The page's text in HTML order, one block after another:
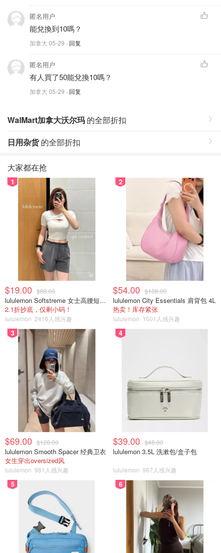
匿名用户
能兌換到10嗎？
加拿大 05-29 · 回复
匿名用户
有人買了50能兌換10嗎？
加拿大 05-29 · 回复
WalMart加拿大沃尔玛 的全部折扣
日用杂货的全部折扣
大家都在抢
1
$19.00 $88.00
lululemon Softstreme 女士高腰短裤 10cm
2.1折抄底，仅剩小码！
lululemon 2416人感兴趣
2
$54.00 $108.00
lululemon City Essentials 肩背包 4L
热卖！库存紧张
lululemon 1501人感兴趣
3
$69.00 $128.00
lululemon Smooth Spacer 经典卫衣
女生穿出oversized风
lululemon 981人感兴趣
4
$39.00 $48.00
lululemon 3.5L 洗漱包/盒子包
lululemon 967人感兴趣
5 6